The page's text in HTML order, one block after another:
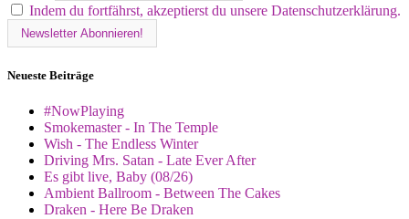
Indem du fortfährst, akzeptierst du unsere Datenschutzerklärung.
Neueste Beiträge
#NowPlaying
Smokemaster - In The Temple
Wish - The Endless Winter
Driving Mrs. Satan - Late Ever After
Es gibt live, Baby (08/26)
Ambient Ballroom - Between The Cakes
Draken - Here Be Draken